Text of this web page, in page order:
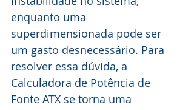
enquanto uma
superdimensionada pode ser
um gasto desnecessário. Para
resolver essa dúvida, a
Calculadora de Potência de
Fonte ATX se torna uma